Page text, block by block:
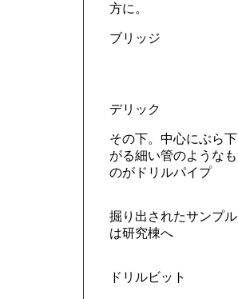
方に。
ブリッジ
デリック
その下。中心にぶら下
がる細い管のようなも
のがドリルパイプ
掘り出されたサンプル
は研究棟へ
ドリルビット